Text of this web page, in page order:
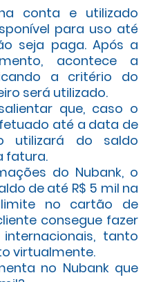
conta e utilizado
para uso até
seja paga. Após a
acontece a
a critério do
será utilizado.
que, caso o
até a data de
utilizará do saldo
fatura.
do Nubank, o
de até R$ 5 mil na
no cartão de
consegue fazer
tanto
virtualmente.
no Nubank que